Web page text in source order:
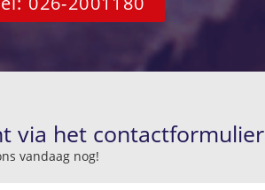
via het
vandaag nog!